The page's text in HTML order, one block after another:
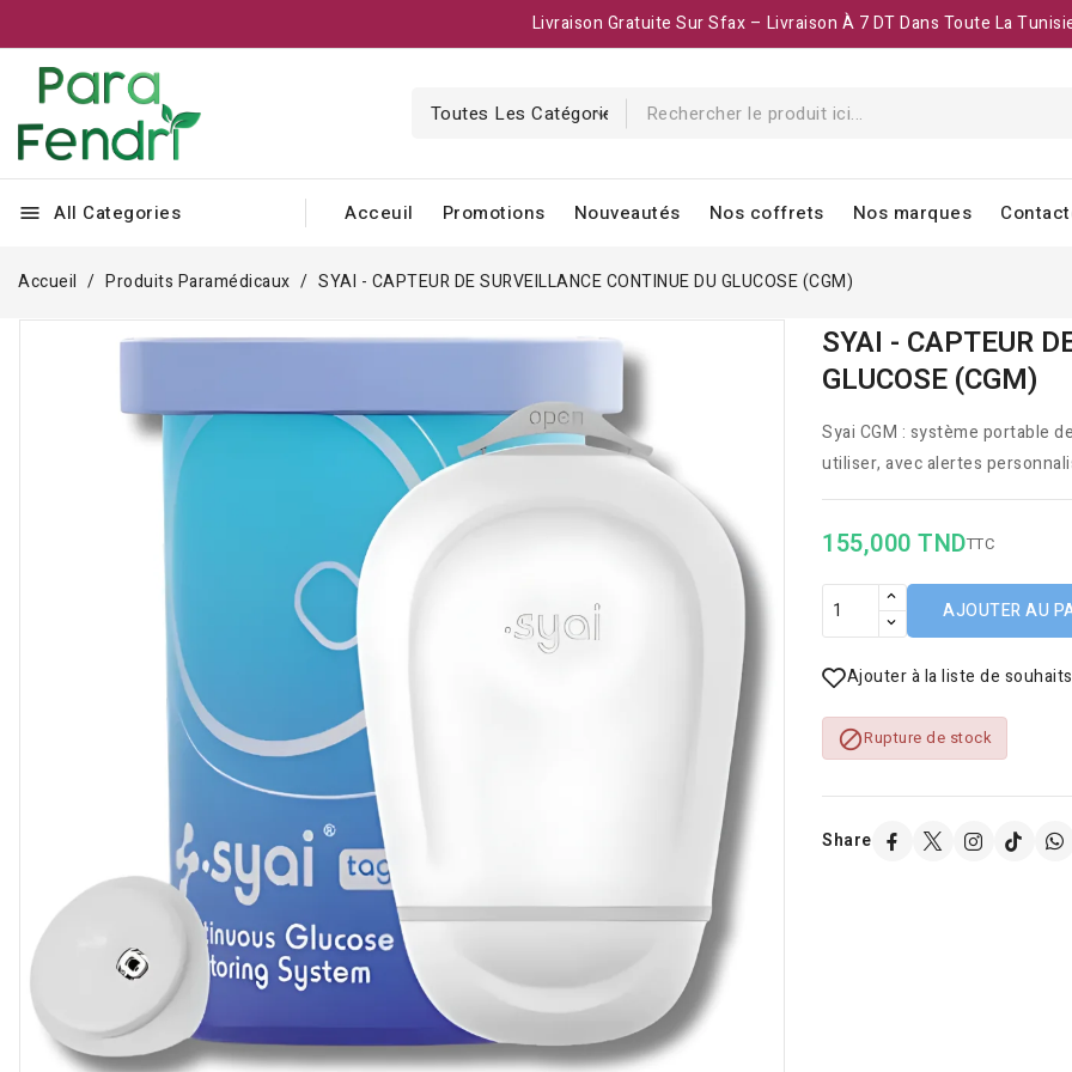
Livraison Gratuite Sur Sfax – Livraison À 7 DT Dans Toute La
menu All Categories Acceuil Promotions Nouveautés Nos coffrets Nos marques
Accueil Produits Paramédicaux SYAI - CAPTEUR DE SURVEILLANCE CONTINUE DU GLUCOSE (CGM)
Rupture de stock
SYAI - CAPTEUR
GLUCOSE (CGM)
Syai CGM : système portable
utiliser, avec alertes
155,000 TNDTTC
AJOUTER AU
Ajouter à la liste de souhaits
Rupture de stock
Share